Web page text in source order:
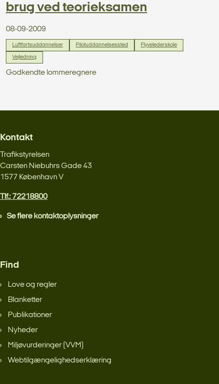
brug ved teorieksamen
08-09-2009
Luftfartsuddannelser Pilotuddannelsessted Flyvelederskole
Vejledning
Godkendte lommeregnere
Kontakt
Trafikstyrelsen
Carsten Niebuhrs Gade 43
1577 København V
Tlf.: 72218800
Se flere kontaktoplysninger
Find
Love og regler
Blanketter
Publikationer
Nyheder
Miljøvurderinger (VVM)
Webtilgængelighedserklæring